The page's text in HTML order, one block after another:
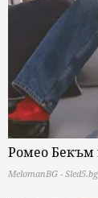
Ромео Бекъм
MelomanBG - Sled5.bg